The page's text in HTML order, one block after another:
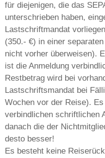
für diejenigen, die das
unterschrieben haben,
Lastschriftmandat
(350.- €) in einer
nicht vorher überweisen).
ist die Anmeldung
Restbetrag wird bei
Lastschriftsmandat bei
Wochen vor der Reise).
verbindlichen schriftlichen
danach die der
desto besser!
Es besteht keine